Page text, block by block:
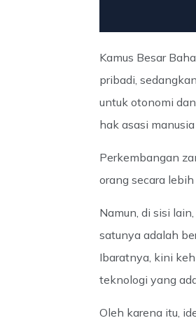
Kamus Besar
pribadi,
untuk otonomi
hak asasi
Perkembangan
orang secara
Namun, di sisi
satunya adalah
Ibaratnya, kini
teknologi yang
Oleh karena itu,